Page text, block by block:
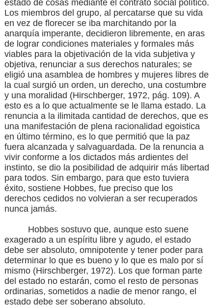
estado de cosas mediante el contrato social político.
Los miembros del grupo, al percatarse que su vida
en vez de florecer se iba marchitando por la
anarquía imperante, decidieron libremente, en aras
de lograr condiciones materiales y formales más
viables para la objetivación de la vida subjetiva y
objetiva, renunciar a sus derechos naturales; se
eligió una asamblea de hombres y mujeres libres de
la cual surgió un orden, un derecho, una costumbre
y una moralidad (Hirschberger, 1972, pág. 109). A
esto es a lo que actualmente se le llama estado. La
renuncia a la ilimitada cantidad de derechos, que es
una manifestación de plena racionalidad egoistica
en último término, es lo que permitió que la paz
fuera alcanzada y salvaguardada. De la renuncia a
vivir conforme a los dictados más ardientes del
instinto, se dio la posibilidad de adquirir más libertad
para todos. Sin embargo, para que esto tuviera
éxito, sostiene Hobbes, fue preciso que los
derechos cedidos no volvieran a ser recuperados
nunca jamás.
Hobbes sostuvo que, aunque esto suene
exagerado a un espíritu libre y agudo, el estado
debe ser absoluto, omnipotente y tener poder para
determinar lo que es bueno y lo que es malo por sí
mismo (Hirschberger, 1972). Los que forman parte
del estado no estarán, como el resto de personas
ordinarias, sometidos a nadie de menor rango, el
estado debe ser soberano absoluto.